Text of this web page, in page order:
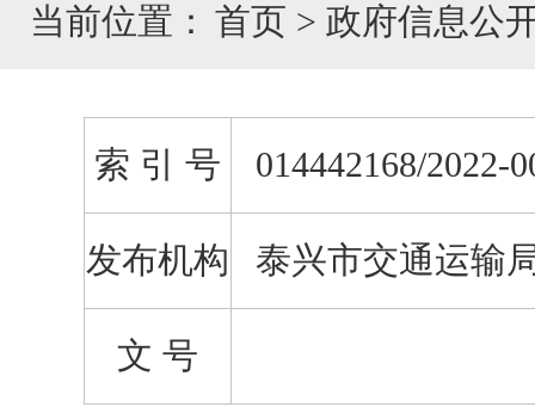
当前位置： 首页 > 政府信息公
索 引 号 014442168/2022-
发布机构 泰兴市交通运输
文 号